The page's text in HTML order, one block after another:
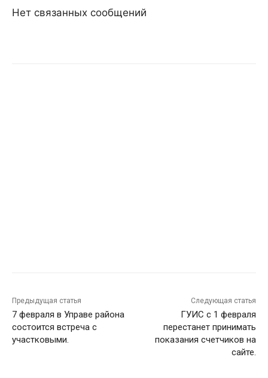
Нет связанных сообщений
Предыдущая статья
7 февраля в Управе района
состоится встреча с
участковыми.
Следующая статья
ГУИС с 1 февраля
перестанет принимать
показания счетчиков на
сайте.